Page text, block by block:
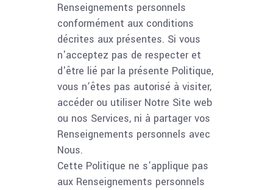
Renseignements personnels
conformément aux conditions
décrites aux présentes. Si vous
n'acceptez pas de respecter et
d'être lié par la présente Politique,
vous n’êtes pas autorisé à visiter,
accéder ou utiliser Notre Site web
ou nos Services, ni à partager vos
Renseignements personnels avec
Nous.
Cette Politique ne s’applique pas
aux Renseignements personnels